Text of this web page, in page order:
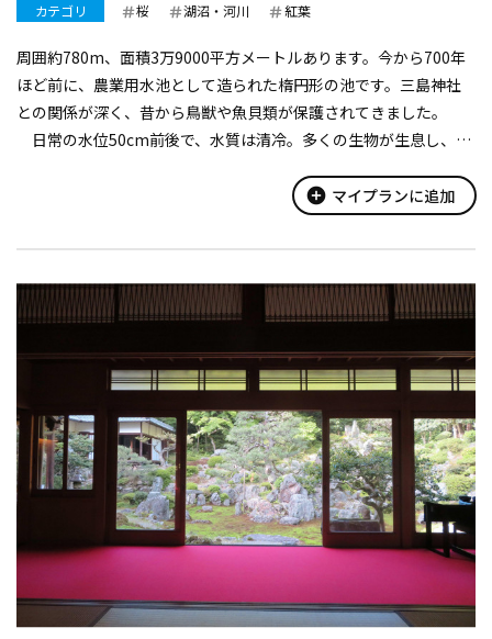
カテゴリ
桜 湖沼・河川 紅葉
周囲約780m、面積3万9000平方メートルあります。今から700年
ほど前に、農業用水池として造られた楕円形の池です。三島神社
との関係が深く、昔から鳥獣や魚貝類が保護されてきました。
日常の水位50cm前後で、水質は清冷。多くの生物が生息し、さ
add_circle マイプランに追加